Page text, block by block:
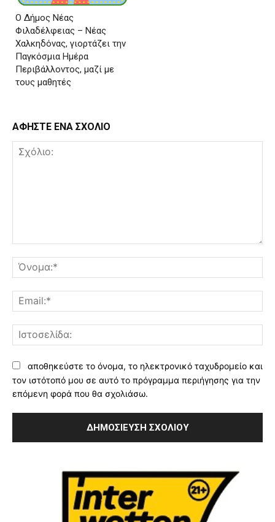
Ο Δήμος Νέας
Φιλαδέλφειας – Νέας
Χαλκηδόνας, γιορτάζει την
Παγκόσμια Ημέρα
Περιβάλλοντος, μαζί με
τους μαθητές
ΑΦΗΣΤΕ ΕΝΑ ΣΧΟΛΙΟ
αποθηκεύστε το όνομα, το ηλεκτρονικό ταχυδρομείο και
τον ιστότοπό μου σε αυτό το πρόγραμμα περιήγησης για την
επόμενη φορά που θα σχολιάσω.